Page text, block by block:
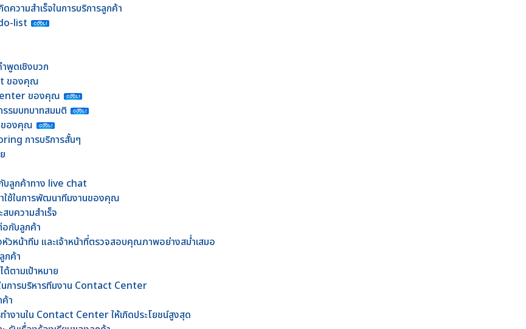
ความสำเร็จในการบริการลูกค้า
list
พูดเชิงบวก
ของคุณ
ของคุณ
รมบทบาทสมมติ
ของคุณ
การบริการสั้นๆ
บลูกค้าทาง live chat
ช้ในการพัฒนาทีมงานของคุณ
บความสำเร็จ
กับลูกค้า
วหน้าทีม และเจ้าหน้าที่ตรวจสอบคุณภาพอย่างสม่ำเสมอ
กค้า
ตามเป้าหมาย
การบริหารทีมงาน Contact Center
า
ำงานใน Contact Center ให้เกิดประโยชน์สูงสุด